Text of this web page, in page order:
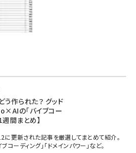
う作られた？ グッド
の「バイブコー
週間まとめ】
更新された記事を厳選してまとめて紹介。
ーディング」「ドメインパワー」など。